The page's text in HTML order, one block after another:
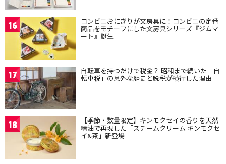
16 コンビニおにぎりが文房具に！コンビニの定番
商品をモチーフにした文房具シリーズ『ジムマ
ート』誕生
17 自転車を持つだけで税金？ 昭和まで続いた「自
転車税」の意外な歴史と脱税が横行した理由
18 【季節・数量限定】キンモクセイの香りを天然
精油で再現した「スチームクリーム キンモクセ
イ&茶」新登場